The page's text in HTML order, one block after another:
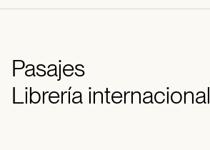
Pasajes
Librería internacional